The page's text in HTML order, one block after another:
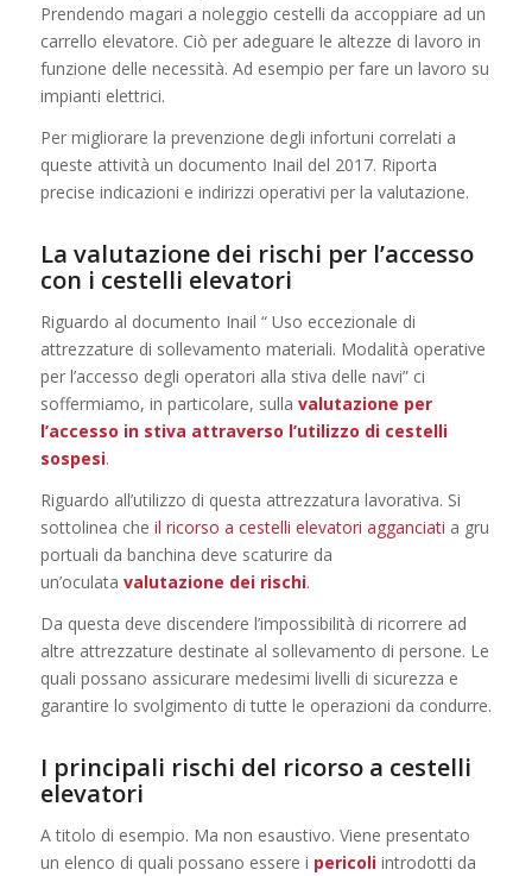
Prendendo magari a noleggio cestelli da accoppiare ad un
carrello elevatore. Ciò per adeguare le altezze di lavoro in
funzione delle necessità. Ad esempio per fare un lavoro su
impianti elettrici.
Per migliorare la prevenzione degli infortuni correlati a
queste attività un documento Inail del 2017. Riporta
precise indicazioni e indirizzi operativi per la valutazione.
La valutazione dei rischi per l’accesso
con i cestelli elevatori
Riguardo al documento Inail “ Uso eccezionale di
attrezzature di sollevamento materiali. Modalità operative
per l’accesso degli operatori alla stiva delle navi” ci
soffermiamo, in particolare, sulla valutazione per
l’accesso in stiva attraverso l’utilizzo di cestelli
sospesi.
Riguardo all’utilizzo di questa attrezzatura lavorativa. Si
sottolinea che il ricorso a cestelli elevatori agganciati a gru
portuali da banchina deve scaturire da
un’oculata valutazione dei rischi.
Da questa deve discendere l’impossibilità di ricorrere ad
altre attrezzature destinate al sollevamento di persone. Le
quali possano assicurare medesimi livelli di sicurezza e
garantire lo svolgimento di tutte le operazioni da condurre.
I principali rischi del ricorso a cestelli
elevatori
A titolo di esempio. Ma non esaustivo. Viene presentato
un elenco di quali possano essere i pericoliintrodotti da